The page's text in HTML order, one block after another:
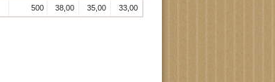
500 38,00 35,00 33,00